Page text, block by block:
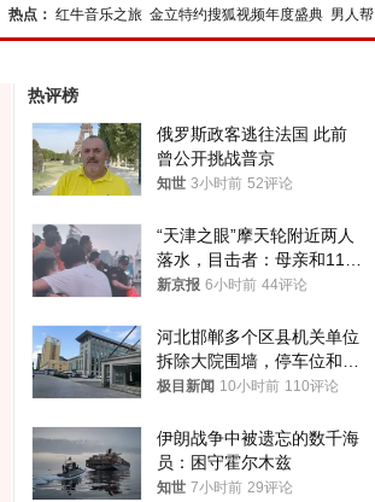
热点： 红牛音乐之旅 金立特约搜狐视频年度盛典 男人帮
热评榜
俄罗斯政客逃往法国 此前
曾公开挑战普京
知世 3小时前 52评论
“天津之眼”摩天轮附近两人
落水，目击者：母亲和11岁
儿子先后被打捞上岸
新京报 6小时前 44评论
河北邯郸多个区县机关单位
拆除大院围墙，停车位和厕
所免费开放，当地多部门回
极目新闻 10小时前 110评论
伊朗战争中被遗忘的数千海
员：困守霍尔木兹
知世 7小时前 29评论